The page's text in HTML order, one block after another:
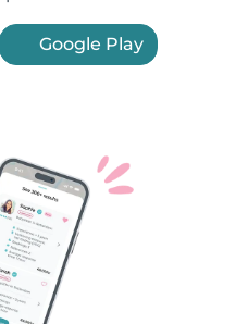
Google Play